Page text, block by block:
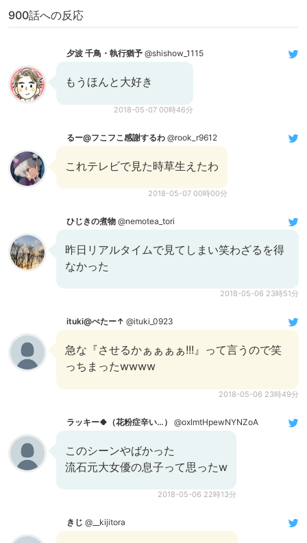
900話への反応
夕波 千鳥・執行猶予 @shishow_1115
もうほんと大好き
2018-05-07 00時46分
るー@フこフこ感謝するわ @rook_r9612
これテレビで見た時草生えたわ
2018-05-07 00時00分
ひじきの煮物 @nemotea_tori
昨日リアルタイムで見てしまい笑わざるを得
なかった
2018-05-06 23時51分
ituki@ぺたー↑ @ituki_0923
急な『させるかぁぁぁぁ!!!』って言うので笑
っちまったwwww
2018-05-06 23時49分
ラッキー🍀（花粉症辛い…） @oxImtHpewNYNZoA
このシーンやばかった
流石元大女優の息子って思ったw
2018-05-06 22時13分
きじ @__kijitora